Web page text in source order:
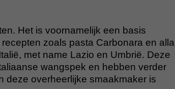
Het is voornamelijk een basis
zoals pasta Carbonara en alla
met name Lazio en Umbrië. Deze
wangspek en hebben verder
deze overheerlijke smaakmaker is